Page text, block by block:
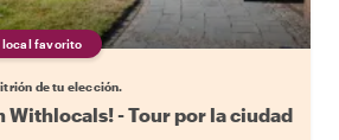
local favorito
de tu elección.
Withlocals! - Tour por la ciudad